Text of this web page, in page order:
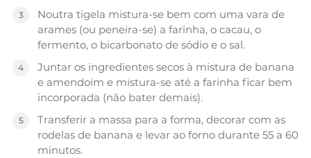
Noutra tigela mistura-se bem com uma vara de
arames (ou peneira-se) a farinha, o cacau, o
fermento, o bicarbonato de sódio e o sal.
Juntar os ingredientes secos à mistura de banana
e amendoim e mistura-se até a farinha ficar bem
incorporada (não bater demais).
Transferir a massa para a forma, decorar com as
rodelas de banana e levar ao forno durante 55 a 60
minutos.